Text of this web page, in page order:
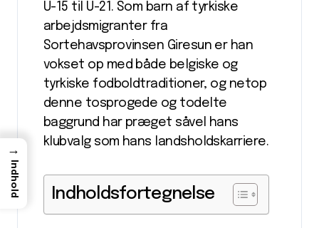
U-15 til U-21. Som barn af tyrkiske
arbejdsmigranter fra
Sortehavsprovinsen Giresun er han
vokset op med både belgiske og
tyrkiske fodboldtraditioner, og netop
denne tosprogede og todelte
baggrund har præget såvel hans
klubvalg som hans landsholdskarriere.
Indholdsfortegnelse
→
Indhold